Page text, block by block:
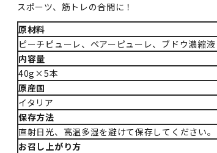
スポーツ、筋トレの合間に！
原材料
ピーチピューレ、ペアーピューレ、ブドウ濃縮液
内容量
40g×5本
原産国
イタリア
保存方法
直射日光、高温多湿を避けて保存してください。
お召し上がり方